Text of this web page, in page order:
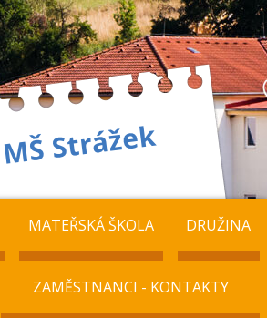
MATEŘSKÁ ŠKOLA DRUŽINA
ZAMĚSTNANCI - KONTAKTY